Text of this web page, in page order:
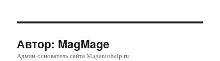
Автор: MagMage
Админ-основатель сайта Magentohelp.ru.